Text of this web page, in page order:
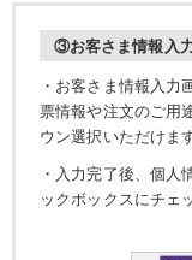
③お客さま情報入力
・お客さま情報入力
票情報や注文のご用
ウン選択いただけま
・入力完了後、個人
ックボックスにチェ